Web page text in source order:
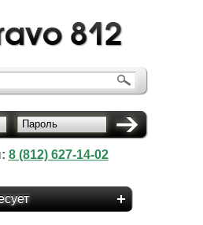
Пароль
8 (812) 627-14-02